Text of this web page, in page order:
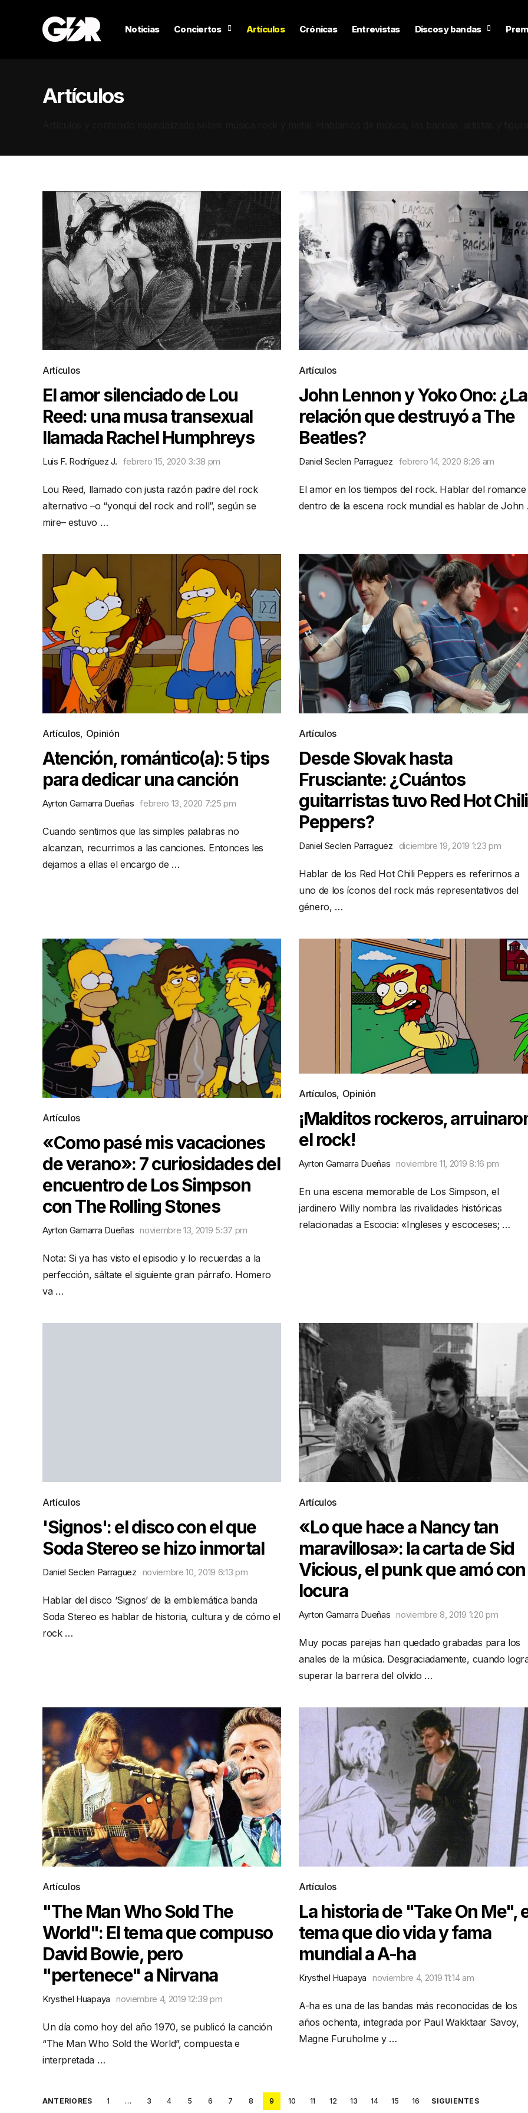
Noticias Conciertos Artículos Crónicas Entrevistas Discos y bandas
Artículos
Artículos
El amor silenciado de Lou
Reed: una musa transexual
llamada Rachel Humphreys
Luis F. Rodríguez J. febrero 15, 2020 3:38 pm
Lou Reed, llamado con justa razón padre del rock
alternativo –o “yonqui del rock and roll”, según se
mire– estuvo …
Artículos
John Lennon y Yoko Ono: ¿La
relación que destruyó a The
Beatles?
Daniel Seclen Parraguez febrero 14, 2020 8:26 am
El amor en los tiempos del rock. Hablar del romance
dentro de la escena rock mundial es hablar de
Artículos, Opinión
Atención, romántico(a): 5 tips
para dedicar una canción
Ayrton Gamarra Dueñas febrero 13, 2020 7:25 pm
Cuando sentimos que las simples palabras no
alcanzan, recurrimos a las canciones. Entonces les
dejamos a ellas el encargo de …
Artículos
Desde Slovak hasta
Frusciante: ¿Cuántos
guitarristas tuvo Red Hot Chili
Peppers?
Daniel Seclen Parraguez diciembre 19, 2019 1:23 pm
Hablar de los Red Hot Chili Peppers es referirnos a
uno de los íconos del rock más representativos del
género, …
Artículos
«Como pasé mis vacaciones
de verano»: 7 curiosidades del
encuentro de Los Simpson
con The Rolling Stones
Ayrton Gamarra Dueñas noviembre 13, 2019 5:37 pm
Nota: Si ya has visto el episodio y lo recuerdas a la
perfección, sáltate el siguiente gran párrafo. Homero
va …
Artículos, Opinión
¡Malditos rockeros,
el rock!
Ayrton Gamarra Dueñas noviembre 11, 2019 8:16 pm
En una escena memorable de Los Simpson, el
jardinero Willy nombra las rivalidades históricas
relacionadas a Escocia: «Ingleses y escoceses; …
Artículos
'Signos': el disco con el que
Soda Stereo se hizo inmortal
Daniel Seclen Parraguez noviembre 10, 2019 6:13 pm
Hablar del disco ‘Signos’ de la emblemática banda
Soda Stereo es hablar de historia, cultura y de cómo el
rock …
Artículos
«Lo que hace a Nancy tan
maravillosa»: la carta de Sid
Vicious, el punk que amó con
locura
Ayrton Gamarra Dueñas noviembre 8, 2019 1:20 pm
Muy pocas parejas han quedado grabadas para los
anales de la música. Desgraciadamente, cuando
superar la barrera del olvido …
Artículos
"The Man Who Sold The
World": El tema que compuso
David Bowie, pero
"pertenece" a Nirvana
Krysthel Huapaya noviembre 4, 2019 12:39 pm
Un día como hoy del año 1970, se publicó la canción
“The Man Who Sold the World”, compuesta e
interpretada …
Artículos
La historia de "Take On Me",
tema que dio vida y fama
mundial a A-ha
Krysthel Huapaya noviembre 4, 2019 11:14 am
A-ha es una de las bandas más reconocidas de los
años ochenta, integrada por Paul Wakktaar Savoy,
Magne Furuholme y …
Posts
ANTERIORES 1 … 3 4 5 6 7 8 9 10 11 12 13 14 15 16 SIGUIENTES